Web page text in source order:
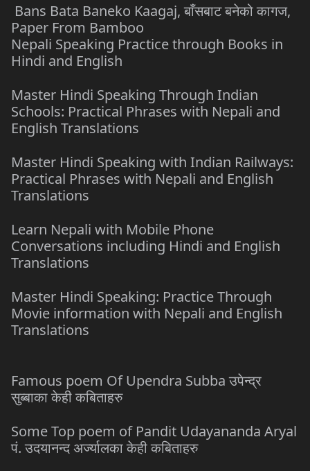
Bans Bata Baneko Kaagaj, बाँसबाट बनेको कागज,
Paper From Bamboo
Nepali Speaking Practice through Books in
Hindi and English
Master Hindi Speaking Through Indian
Schools: Practical Phrases with Nepali and
English Translations
Master Hindi Speaking with Indian Railways:
Practical Phrases with Nepali and English
Translations
Learn Nepali with Mobile Phone
Conversations including Hindi and English
Translations
Master Hindi Speaking: Practice Through
Movie information with Nepali and English
Translations
Famous poem Of Upendra Subba उपेन्द्र
सुब्बाका केही कबिताहरु
Some Top poem of Pandit Udayananda Aryal
पं. उदयानन्द अर्ज्यालका केही कबिताहरु